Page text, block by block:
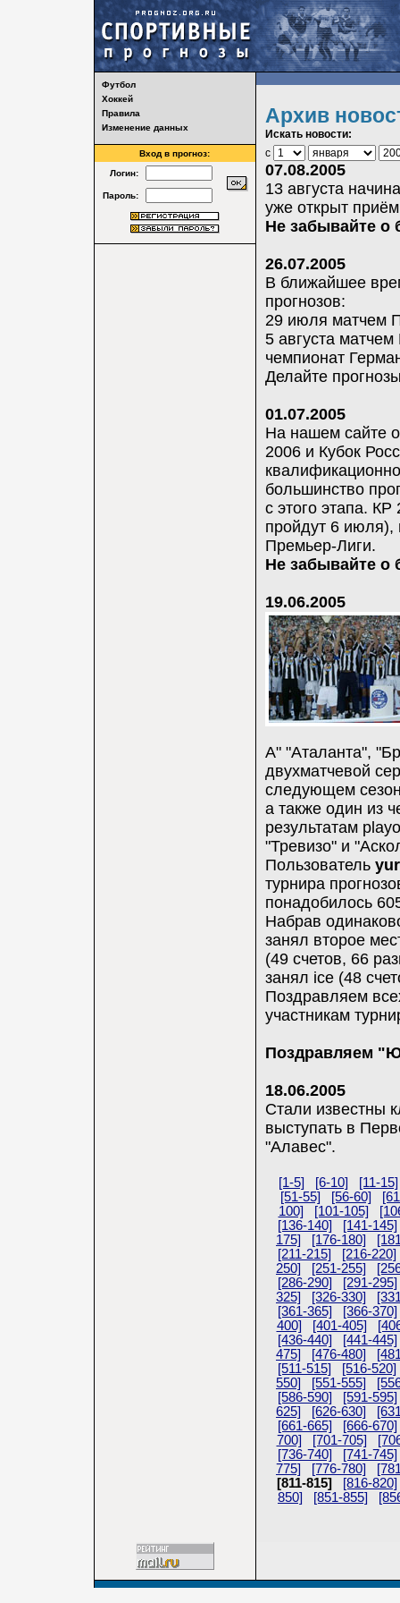
Футбол
Хоккей
Правила
Изменение данных
Вход в прогноз:
Логин:
Пароль:
Архив
Искать новости:
с
07.08.2005
13 августа
уже открыт
Не забывайте о
26.07.2005
В ближайшее
прогнозов:
29 июля матчем
5 августа
чемпионат
Делайте
01.07.2005
На нашем сайте
2006 и Кубок
большинство
с этого этапа.
пройдут 6 июля),
Премьер-Лиги.
Не забывайте о
19.06.2005
А" "Аталанта",
двухматчевой
следующем
а также один из
результатам
"Тревизо" и
Пользователь
турнира
понадобилось
Набрав
занял второе
(49 счетов, 66
занял ice (48
Поздравляем
участникам
Поздравляем
18.06.2005
Стали известны
выступать в
"Алавес".
[1-5] [6-10]
[11-15]
[51-55]
[56-60]
100]
[101-105]
[136-140]
[141-145]
175]
[176-180]
[211-215]
[216-220]
250]
[251-255]
[286-290]
[291-295]
325]
[326-330]
[361-365]
[366-370]
400]
[401-405]
[436-440]
[441-445]
475]
[476-480]
[511-515]
[516-520]
550]
[551-555]
[586-590]
[591-595]
625]
[626-630]
[661-665]
[666-670]
700]
[701-705]
[736-740]
[741-745]
775]
[776-780]
[811-815]
[816-820]
850]
[851-855]